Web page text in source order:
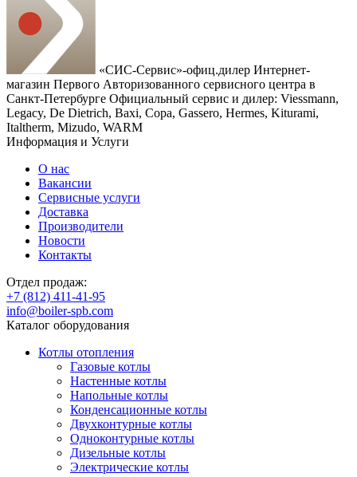
«СИС-Сервис»-офиц.дилер Интернет-
магазин Первого Авторизованного сервисного центра в
Санкт-Петербурге Официальный сервис и дилер: Viessmann,
Legacy, De Dietrich, Baxi, Copa, Gassero, Hermes, Kiturami,
Italtherm, Mizudo, WARM
Информация и Услуги
О нас
Вакансии
Сервисные услуги
Доставка
Производители
Новости
Контакты
Отдел продаж:
+7 (812) 411-41-95
info@boiler-spb.com
Каталог оборудования
Котлы отопления
Газовые котлы
Настенные котлы
Напольные котлы
Конденсационные котлы
Двухконтурные котлы
Одноконтурные котлы
Дизельные котлы
Электрические котлы